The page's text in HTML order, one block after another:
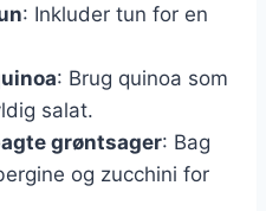
: Inkluder tun for en
: Brug quinoa som
salat.
grøntsager: Bag
og zucchini for